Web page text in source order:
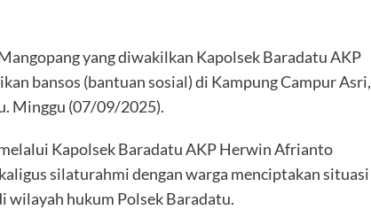
yang diwakilkan Kapolsek Baradatu AKP
bansos (bantuan sosial) di Kampung Campur Asri,
Minggu (07/09/2025).
Kapolsek Baradatu AKP Herwin Afrianto
silaturahmi dengan warga menciptakan situasi
wilayah hukum Polsek Baradatu.